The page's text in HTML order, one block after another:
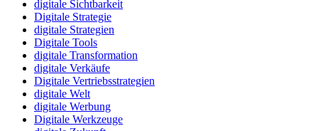
digitale Sichtbarkeit
Digitale Strategie
digitale Strategien
Digitale Tools
digitale Transformation
digitale Verkäufe
Digitale Vertriebsstrategien
digitale Welt
digitale Werbung
Digitale Werkzeuge